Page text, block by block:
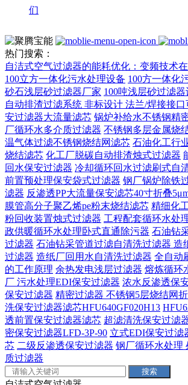
们
热门搜索：
自洁式空气过滤器的能耗优化：变频技术
100立方一体化污水处理设备 100方一体化
砂石浅层砂过滤器厂家 100吨浅层砂过滤
自动排渣过滤系统 非标设计 法兰/焊接接口
安过滤器大流量滤芯 锅炉补给水不锈钢精
厂循环水多介质过滤器 不锈钢多层金属烧
温气体过滤不锈钢烧结网滤芯 石油化工行
烧结滤芯 化工厂脱碳自动排渣烛式过滤器
回水保安过滤器 冷却循环回水过滤刷式自
前置预处理保安袋式过滤器 钢厂锅炉除铁
滤器 反渗透PP大流量保安滤芯40寸折叠
膜管高分子聚乙烯pe粉末烧结滤芯 精细化
粉回收装置烛式过滤器 工程配套循环水处
政供暖循环水处理卧式直通除污器 石油钻
过滤器 石油钻采管道过滤自清洗过滤器 造
过滤器 造纸厂回用水自清洗过滤器 全自动
的工作原理 余热发电浅层过滤器 熔炼循环
厂 污水处理EDI保安过滤器 浓水反渗透保
保安过滤器 精密过滤器 不锈钢5层烧结网
洗保安过滤器滤芯HFU640GF020H13
透前置保安过滤器滤芯 超滤清洗保安过滤
密保安过滤器LFD-3P-90 立式EDI保安过滤
芯 二级反渗透保安过滤器 钢厂循环水处理
质过滤器